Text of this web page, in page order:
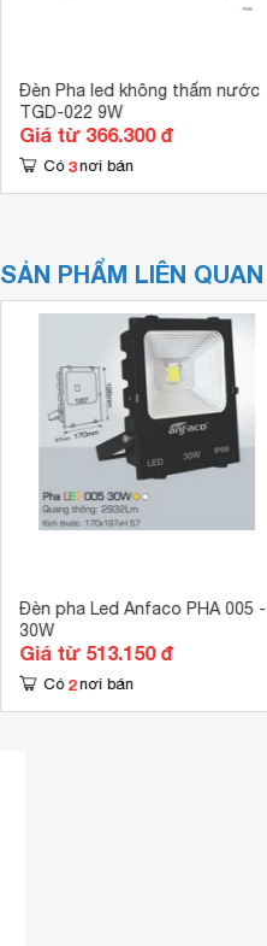
Đèn Pha led không thấm nước
TGD-022 9W
Giá từ 366.300 đ
Có 3 nơi bán
SẢN PHẨM LIÊN QUAN
Đèn pha Led Anfaco PHA 005 -
30W
Giá từ 513.150 đ
Có 2 nơi bán